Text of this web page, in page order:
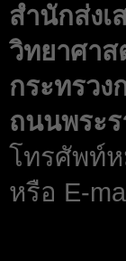
สำนักส่ง
วิทยาศาส
กระทรว
ถนนพระ
โทรศัพท์ห
หรือ E-